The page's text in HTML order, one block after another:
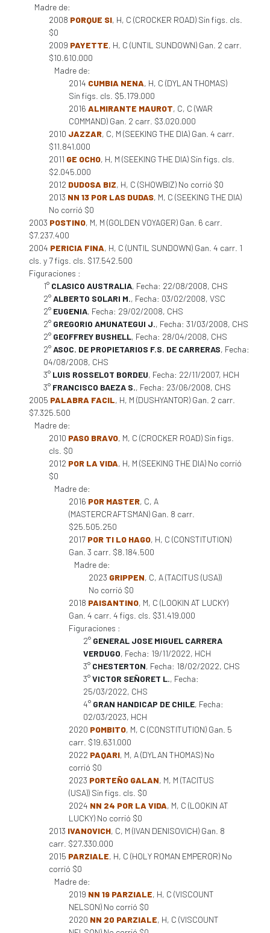
Madre de:
2008 PORQUE SI, H, C (CROCKER ROAD) Sin figs. cls.
$0
2009 PAYETTE, H, C (UNTIL SUNDOWN) Gan. 2 carr.
$10.610.000
Madre de:
2014 CUMBIA NENA, H, C (DYLAN THOMAS)
Sin figs. cls. $5.179.000
2016 ALMIRANTE MAUROT, C, C (WAR
COMMAND) Gan. 2 carr. $3.020.000
2010 JAZZAR, C, M (SEEKING THE DIA) Gan. 4 carr.
$11.841.000
2011 GE OCHO, H, M (SEEKING THE DIA) Sin figs. cls.
$2.045.000
2012 DUDOSA BIZ, H, C (SHOWBIZ) No corrió $0
2013 NN 13 POR LAS DUDAS, M, C (SEEKING THE DIA)
No corrió $0
2003 POSTINO, M, M (GOLDEN VOYAGER) Gan. 6 carr.
$7.237.400
2004 PERICIA FINA, H, C (UNTIL SUNDOWN) Gan. 4 carr. 1
cls. y 7 figs. cls. $17.542.500
Figuraciones :
1° CLASICO AUSTRALIA, Fecha: 22/08/2008, CHS
2°ALBERTO SOLARI M., Fecha: 03/02/2008, VSC
2° EUGENIA, Fecha: 29/02/2008, CHS
2° GREGORIO AMUNATEGUI J., Fecha: 31/03/2008, CHS
2° GEOFFREY BUSHELL, Fecha: 28/04/2008, CHS
2°ASOC. DE PROPIETARIOS F.S. DE CARRERAS, Fecha:
04/08/2008, CHS
3° LUIS ROSSELOT BORDEU, Fecha: 22/11/2007, HCH
3° FRANCISCO BAEZA S., Fecha: 23/06/2008, CHS
2005 PALABRA FACIL, H, M (DUSHYANTOR) Gan. 2 carr.
$7.325.500
Madre de:
2010 PASO BRAVO, M, C (CROCKER ROAD) Sin figs.
cls. $0
2012 POR LA VIDA, H, M (SEEKING THE DIA) No corrió
$0
Madre de:
2016 POR MASTER, C, A
(MASTERCRAFTSMAN) Gan. 8 carr.
$25.505.250
2017 POR TI LO HAGO, H, C (CONSTITUTION)
Gan. 3 carr. $8.184.500
Madre de:
2023 GRIPPEN, C, A (TACITUS (USA))
No corrió $0
2018 PAISANTINO, M, C (LOOKIN AT LUCKY)
Gan. 4 carr. 4 figs. cls. $31.419.000
Figuraciones :
2° GENERAL JOSE MIGUEL CARRERA
VERDUGO, Fecha: 19/11/2022, HCH
3° CHESTERTON, Fecha: 18/02/2022, CHS
3°VICTOR SEÑORET L., Fecha:
25/03/2022, CHS
4° GRAN HANDICAP DE CHILE, Fecha:
02/03/2023, HCH
2020 POMBITO, M, C (CONSTITUTION) Gan. 5
carr. $19.631.000
2022 PAQARI, M, A (DYLAN THOMAS) No
corrió $0
2023 PORTEÑO GALAN, M, M (TACITUS
(USA)) Sin figs. cls. $0
2024 NN 24 POR LA VIDA, M, C (LOOKIN AT
LUCKY) No corrió $0
2013 IVANOVICH, C, M (IVAN DENISOVICH) Gan. 8
carr. $27.330.000
2015 PARZIALE, H, C (HOLY ROMAN EMPEROR) No
corrió $0
Madre de:
2019 NN 19 PARZIALE, H, C (VISCOUNT
NELSON) No corrió $0
2020 NN 20 PARZIALE, H, C (VISCOUNT